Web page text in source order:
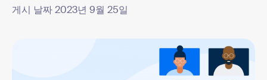
게시 날짜 2023년 9월 25일